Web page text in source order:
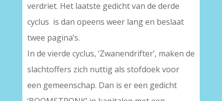
verdriet. Het laatste gedicht van de derde
cyclus is dan opeens weer lang en beslaat
twee pagina’s.
In de vierde cyclus, ‘Zwanendrifter’, maken de
slachtoffers zich nuttig als stofdoek voor
een gemeenschap. Dan is er een gedicht